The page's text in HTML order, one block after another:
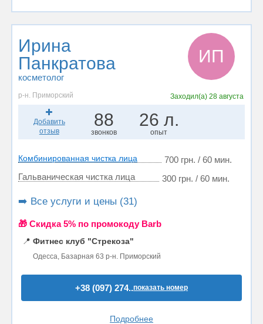
Ирина
Панкратова
косметолог
ИП
р-н. Приморский Заходил(а)28 августа
Добавить
отзыв
88
звонков
26 л.
опыт
Комбинированная чистка лица
700 грн. / 60 мин.
Гальваническая чистка лица
300 грн. / 60 мин.
➡️ Все услуги и цены (31)
🎁 Cкидка 5% по промокоду Barb
📍 Фитнес клуб "Стрекоза"
Одесса, Базарная 63 р-н. Приморский
+38 (097) 274..показать номер
Подробнее